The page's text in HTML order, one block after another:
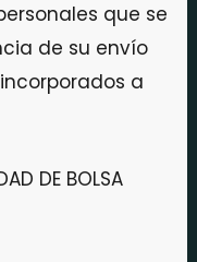
que se
de su envío
a
DE BOLSA